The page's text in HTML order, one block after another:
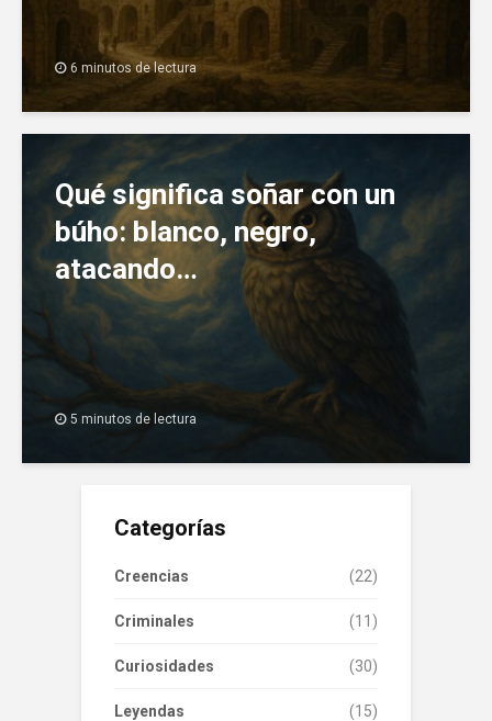
6 minutos de lectura
Qué significa soñar con un
búho: blanco, negro,
atacando…
5 minutos de lectura
Categorías
Creencias (22)
Criminales (11)
Curiosidades (30)
Leyendas (15)